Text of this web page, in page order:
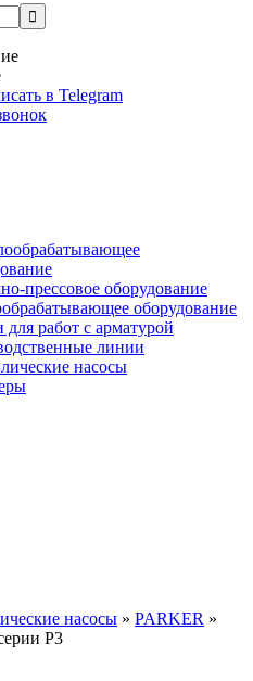
прессовое оборудование
оборудование
для работ с арматурой
линии
насосы
насосы » PARKER »
P3